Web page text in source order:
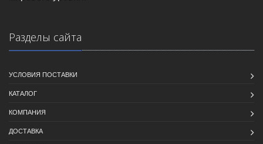
Разделы сайта
УСЛОВИЯ ПОСТАВКИ
КАТАЛОГ
КОМПАНИЯ
ДОСТАВКА